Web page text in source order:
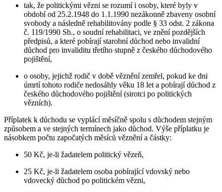
tak, že politickými vězni se rozumí i osoby, které byly v
období od 25.2.1948 do 1.1.1990 nezákonně zbaveny osobní
svobody a následně rehabilitovány podle § 33 odst. 2 zákona
č. 119/1990 Sb., o soudní rehabilitaci, ve znění pozdějších
předpisů, a které pobírají starobní důchod nebo invalidní
důchod pro invaliditu třetího stupně z českého důchodového
pojištění,
o osoby, jejichž rodič v době věznění zemřel, pokud ke dni
úmrtí tohoto rodiče nedosáhly věku 18 let a pobírají důchod z
českého důchodového pojištění (sirotci po politických
vězních).
Příplatek k důchodu se vyplácí měsíčně spolu s důchodem stejným
způsobem a ve stejných termínech jako důchod. Výše příplatku je
násobkem počtu započatých měsíců věznění a částky:
50 Kč, je-li žadatelem politický vězeň,
25 Kč, je-li žadatelem osoba pobírající vdovský nebo
vdovecký důchod po politickém vězni,